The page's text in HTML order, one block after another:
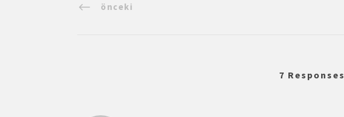
önceki
7 Responses